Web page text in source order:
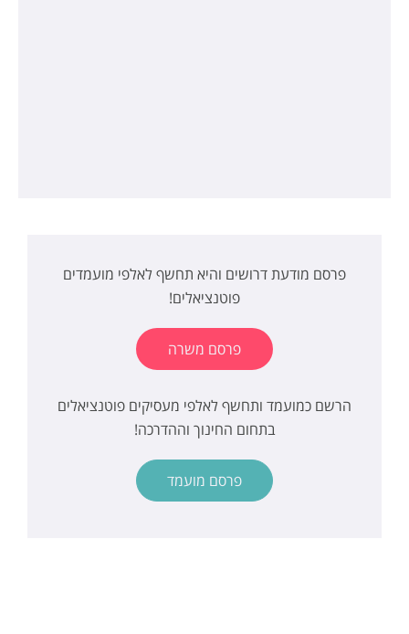
פרסם מודעת דרושים והיא תחשף לאלפי מועמדים
פוטנציאלים!
פרסם משרה
הרשם כמועמד ותחשף לאלפי מעסיקים פוטנציאלים
בתחום החינוך וההדרכה!
פרסם מועמד